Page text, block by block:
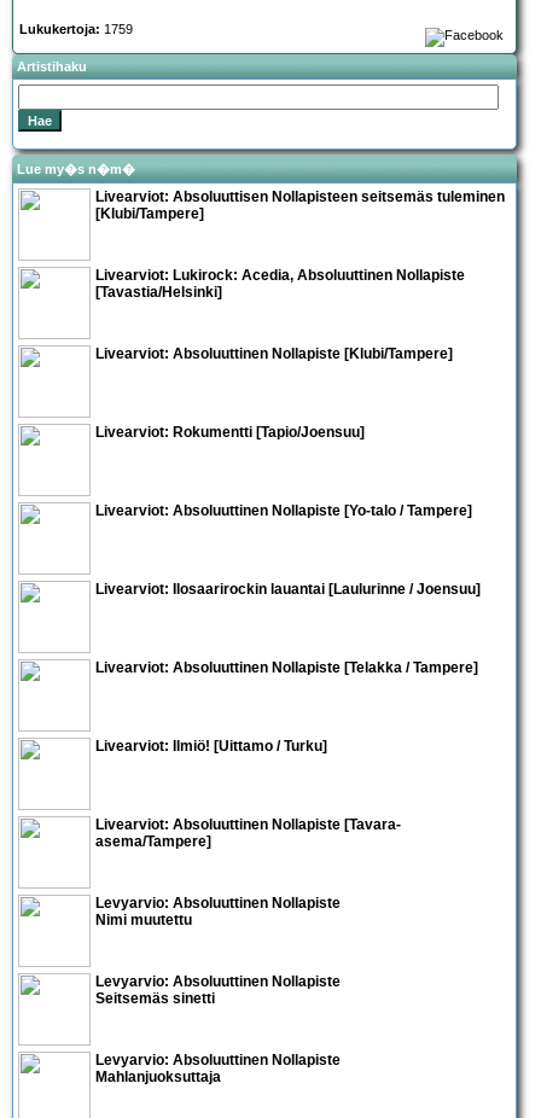
Lukukertoja: 1759
Artistihaku
Lue my�s n�m�
Livearviot: Absoluuttisen Nollapisteen seitsemäs tuleminen
[Klubi/Tampere]
Livearviot: Lukirock: Acedia, Absoluuttinen Nollapiste
[Tavastia/Helsinki]
Livearviot: Absoluuttinen Nollapiste [Klubi/Tampere]
Livearviot: Rokumentti [Tapio/Joensuu]
Livearviot: Absoluuttinen Nollapiste [Yo-talo / Tampere]
Livearviot: Ilosaarirockin lauantai [Laulurinne / Joensuu]
Livearviot: Absoluuttinen Nollapiste [Telakka / Tampere]
Livearviot: Ilmiö! [Uittamo / Turku]
Livearviot: Absoluuttinen Nollapiste [Tavara-
asema/Tampere]
Levyarvio: Absoluuttinen Nollapiste
Nimi muutettu
Levyarvio: Absoluuttinen Nollapiste
Seitsemäs sinetti
Levyarvio: Absoluuttinen Nollapiste
Mahlanjuoksuttaja